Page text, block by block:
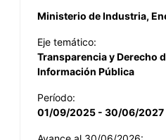
Ministerio de Industria,
Eje temático:
Transparencia y Derecho
Información Pública
Período:
01/09/2025 - 30/06/2027